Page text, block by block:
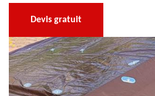
Devis gratuit